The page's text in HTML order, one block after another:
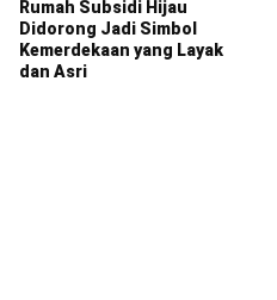
Rumah Subsidi Hijau
Didorong Jadi Simbol
Kemerdekaan yang Layak
dan Asri